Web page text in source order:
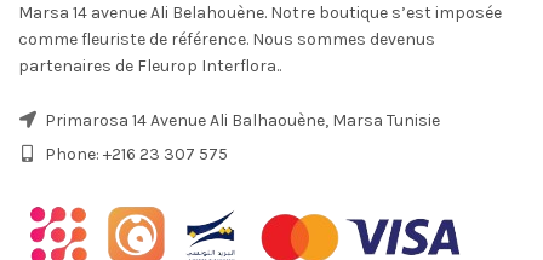
Marsa 14 avenue Ali Belahouène. Notre boutique s’est imposée
comme fleuriste de référence. Nous sommes devenus
partenaires de Fleurop Interflora..
Primarosa 14 Avenue Ali Balhaouène, Marsa Tunisie
Phone: +216 23 307 575